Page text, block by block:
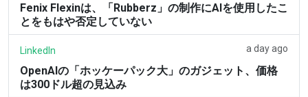
Fenix Flexinは、「Rubberz」の制作にAIを使用したこ
とをもはや否定していない
LinkedIn a day ago
OpenAIの「ホッケーパック大」のガジェット、価格
は300ドル超の見込み